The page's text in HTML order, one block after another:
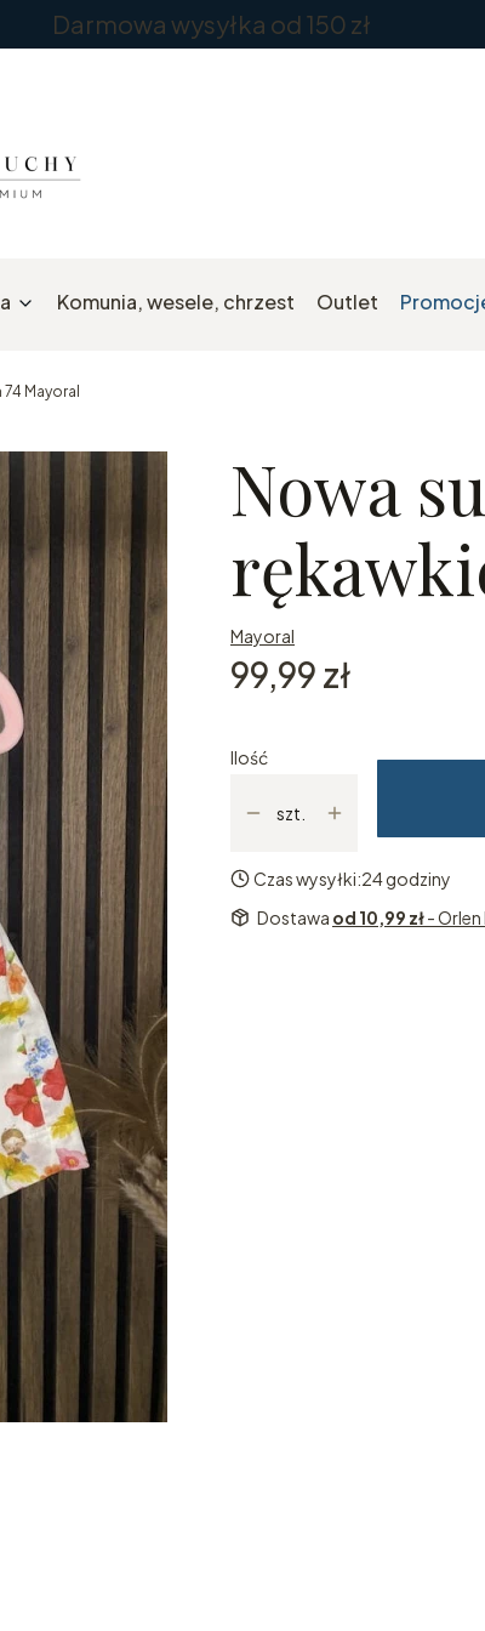
Darmowa wysyłka od 150 zł
Komunia, wesele, chrzest Outlet
Mayoral
Nowa
Mayoral
Cena
99,99 zł
Ilość
szt.
Czas wysyłki:24 godziny
Dostawa od 10,99 zł- Orlen